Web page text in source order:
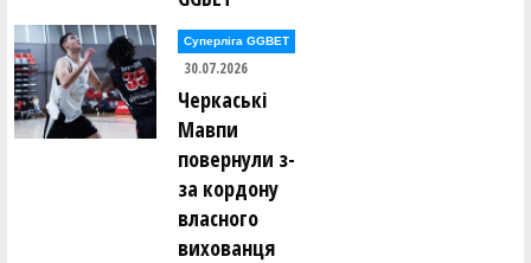
Вероніка Назаренко (ТІРАС (Білгород-Дністровський))
Анна Нечипорук (ТІРАС (Білгород-Дністровський))
Аліна Ніщіменко (СДЮCШОР-2 (Полтава))
Тетяна Онащук (КСЛІ-1(Київ))
Суперліга GGBET
30.07.2026
Черкаські
Мавпи
повернули з-
за кордону
власного
вихованця